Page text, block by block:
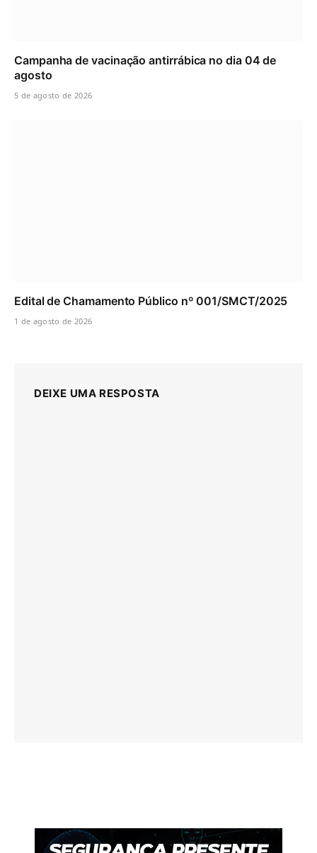
Campanha de vacinação antirrábica no dia 04 de
agosto
5 de agosto de 2026
Edital de Chamamento Público nº 001/SMCT/2025
1 de agosto de 2026
DEIXE UMA RESPOSTA